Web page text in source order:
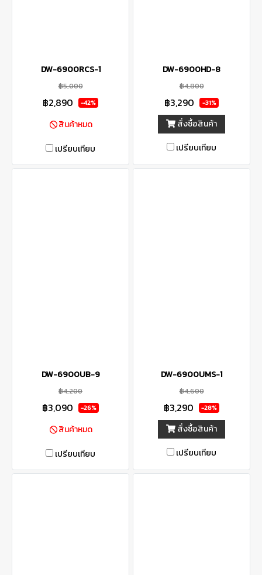
DW-6900RCS-1
฿5,000
฿2,890 -42%
สินค้าหมด
เปรียบเทียบ
DW-6900HD-8
฿4,800
฿3,290 -31%
สั่งซื้อสินค้า
เปรียบเทียบ
DW-6900UB-9
฿4,200
฿3,090 -26%
สินค้าหมด
เปรียบเทียบ
DW-6900UMS-1
฿4,600
฿3,290 -28%
สั่งซื้อสินค้า
เปรียบเทียบ